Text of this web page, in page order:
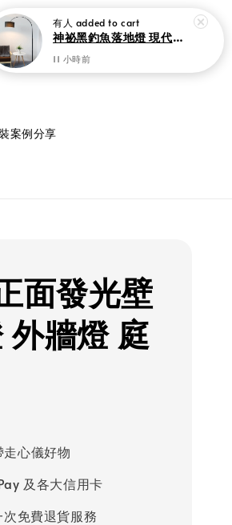
案例分享
登入
面發光壁
牆燈 庭
心儀好物
及各大信用卡
免費退貨服務